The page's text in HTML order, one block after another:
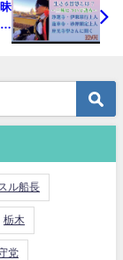
ル船長
栃木
党